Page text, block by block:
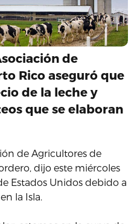
de
Rico aseguró que
de la leche y
que se elaboran
de Agricultores de
dijo este miércoles
Estados Unidos debido a
la Isla.